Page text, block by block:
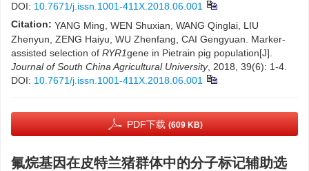
DOI: 10.7671/j.issn.1001-411X.2018.06.001
Citation: YANG Ming, WEN Shuxian, WANG Qinglai, LIU
Zhenyun, ZENG Haiyu, WU Zhenfang, CAI Gengyuan. Marker-
assisted selection of RYR1gene in Pietrain pig population[J].
Journal of South China Agricultural University, 2018, 39(6): 1-4.
DOI: 10.7671/j.issn.1001-411X.2018.06.001
PDF下载 (609 KB)
氟烷基因在皮特兰猪群体中的分子标记辅助选